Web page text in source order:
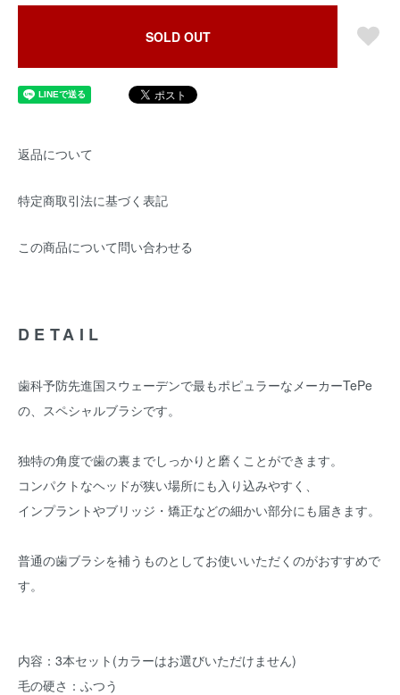
SOLD OUT
返品について
特定商取引法に基づく表記
この商品について問い合わせる
DETAIL
歯科予防先進国スウェーデンで最もポピュラーなメーカーTePe
の、スペシャルブラシです。
独特の角度で歯の裏までしっかりと磨くことができます。
コンパクトなヘッドが狭い場所にも入り込みやすく、
インプラントやブリッジ・矯正などの細かい部分にも届きます。
普通の歯ブラシを補うものとしてお使いいただくのがおすすめで
す。
内容：3本セット(カラーはお選びいただけません)
毛の硬さ：ふつう